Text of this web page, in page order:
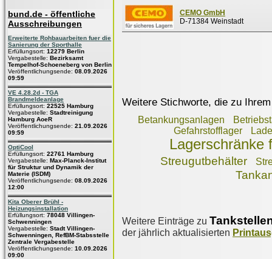
bund.de - öffentliche
Ausschreibungen
Erweiterte Rohbauarbeiten fuer die
Sanierung der Sporthalle
Erfüllungsort: 12279 Berlin
Vergabestelle: Bezirksamt
Tempelhof-Schoeneberg von Berlin
Veröffentlichungsende: 08.09.2026
09:59
VE 4.28.2d - TGA
Brandmeldeanlage
Erfüllungsort: 22525 Hamburg
Vergabestelle: Stadtreinigung
Hamburg AoeR
Veröffentlichungsende: 21.09.2026
09:59
OptiCool
Erfüllungsort: 22761 Hamburg
Vergabestelle: Max-Planck-Institut
für Struktur und Dynamik der
Materie (ISDM)
Veröffentlichungsende: 08.09.2026
12:00
Kita Oberer Brühl -
Heizungsinstallation
Erfüllungsort: 78048 Villingen-
Schwenningen
Vergabestelle: Stadt Villingen-
Schwenningen, RefBM-Stabsstelle
Zentrale Vergabestelle
Veröffentlichungsende: 10.09.2026
09:00
CEMO GmbH
D-71384 Weinstadt
Weitere Stichworte, die zu
Betankungsanlagen
Gefahrstofflager
Lagerschränke
Streugutbehälter
Weitere Einträge zu
der jährlich aktualisierten